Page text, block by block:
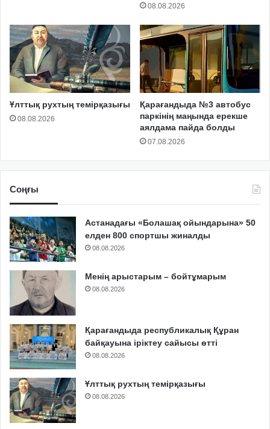
08.08.2026
Ұлттық рухтың темірқазығы
08.08.2026
Қарағандыда №3 автобус
паркінің маңында ерекше
аялдама пайда болды
07.08.2026
Соңғы
Астанадағы «Болашақ ойындарына» 50
елден 800 спортшы жиналды
08.08.2026
Менің арыстарым – бойтұмарым
08.08.2026
Қарағандыда республикалық Құран
байқауына іріктеу сайысы өтті
08.08.2026
Ұлттық рухтың темірқазығы
08.08.2026